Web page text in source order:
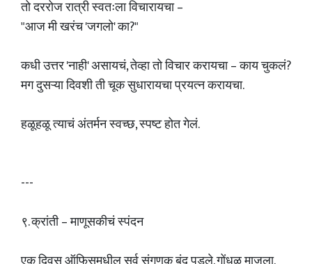
तो दररोज रात्री स्वतःला विचारायचा –
"आज मी खरंच 'जगलो' का?"
कधी उत्तर 'नाही' असायचं, तेव्हा तो विचार करायचा – काय चुकलं?
मग दुसऱ्या दिवशी ती चूक सुधारायचा प्रयत्न करायचा.
हळूहळू त्याचं अंतर्मन स्वच्छ, स्पष्ट होत गेलं.
---
९. क्रांती – माणूसकीचं स्पंदन